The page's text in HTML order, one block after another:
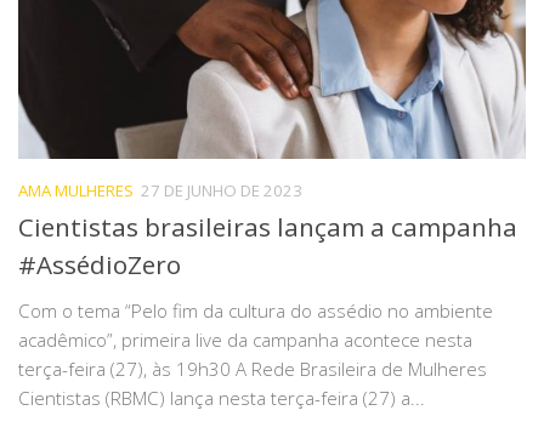
AMA MULHERES 27 DE JUNHO DE 2023
Cientistas brasileiras lançam a campanha
#AssédioZero
Com o tema “Pelo fim da cultura do assédio no ambiente
acadêmico”, primeira live da campanha acontece nesta
terça-feira (27), às 19h30 A Rede Brasileira de Mulheres
Cientistas (RBMC) lança nesta terça-feira (27) a...